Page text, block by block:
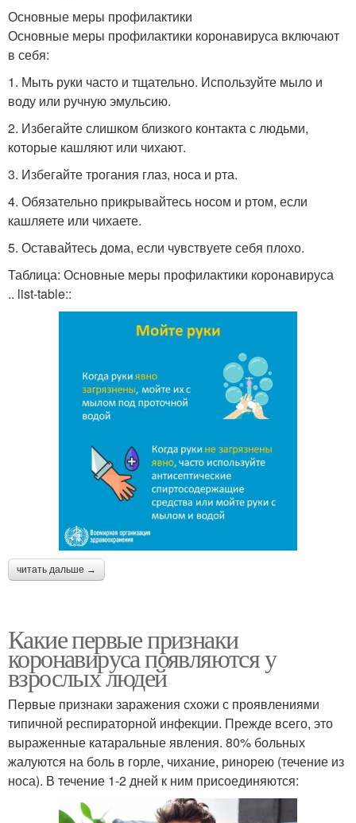
Основные меры профилактики
Основные меры профилактики коронавируса включают
в себя:
1. Мыть руки часто и тщательно. Используйте мыло и
воду или ручную эмульсию.
2. Избегайте слишком близкого контакта с людьми,
которые кашляют или чихают.
3. Избегайте трогания глаз, носа и рта.
4. Обязательно прикрывайтесь носом и ртом, если
кашляете или чихаете.
5. Оставайтесь дома, если чувствуете себя плохо.
Таблица: Основные меры профилактики коронавируса
.. list-table::
читать дальше →
Какие первые признаки
коронавируса появляются у
взрослых людей
Первые признаки заражения схожи с проявлениями
типичной респираторной инфекции. Прежде всего, это
выраженные катаральные явления. 80% больных
жалуются на боль в горле, чихание, ринорею (течение из
носа). В течение 1-2 дней к ним присоединяются: